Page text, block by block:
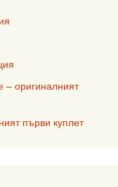
– оригиналният
първи куплет